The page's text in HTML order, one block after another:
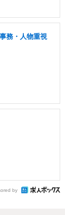
務・人物重視
by